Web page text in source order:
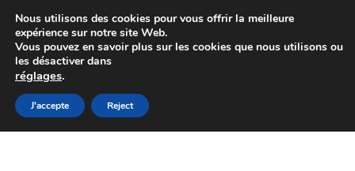
Colissimo livraison à partir de 7 EUR
Du lundi au vendredi de 9 h à 16 h
Aller
à
Aller
au
Nous utilisons des cookies pour vous offrir la meilleure
expérience sur notre site Web.
Vous pouvez en savoir plus sur les cookies que nous utilisons ou
les désactiver dans
réglages.
J'accepte Reject